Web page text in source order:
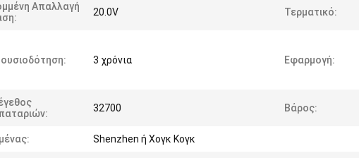
Απαλλαγή
20.0V Τερματικό:
3 χρόνια Εφαρμογή:
32700 Βάρος:
Shenzhen ή Χογκ Κογκ